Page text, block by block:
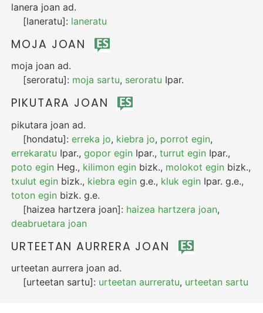
lanera joan ad.
[laneratu]: laneratu
MOJA JOAN
moja joan ad.
[seroratu]: moja sartu, seroratu Ipar.
PIKUTARA JOAN
pikutara joan ad.
[hondatu]:erreka jo, kiebra jo, porrot egin,
errekaratu Ipar.,gopor egin Ipar.,turrut egin Ipar.,
poto egin Heg., kilimon egin bizk., molokot egin bizk.,
txulut egin bizk., kiebra egin g.e., kluk egin Ipar. g.e.,
toton egin bizk. g.e.
[haizea hartzera joan]: haizea hartzera joan,
deabruetara joan
URTEETAN AURRERA JOAN
urteetan aurrera joan ad.
[urteetan sartu]: urteetan aurreratu, urteetan sartu